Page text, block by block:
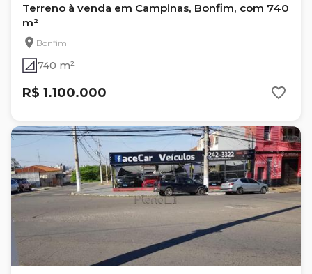
Terreno à venda em Campinas, Bonfim, com 740
m²
Bonfim
740 m²
R$ 1.100.000